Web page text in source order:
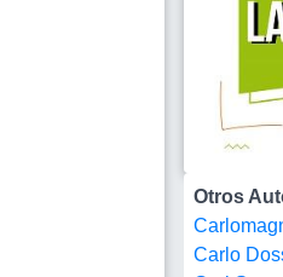
Otros
Carlo